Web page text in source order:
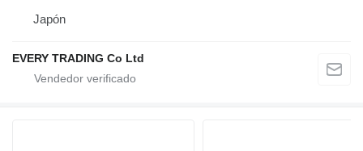
Japón
EVERY TRADING Co Ltd